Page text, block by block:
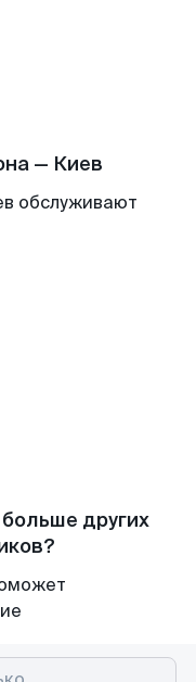
— Киев
обслуживают
других